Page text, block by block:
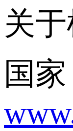
关
国